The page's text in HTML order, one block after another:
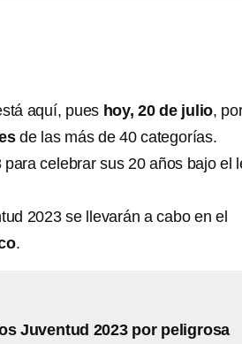
aquí, pues hoy, 20 de julio,
de las más de 40 categorías.
celebrar sus 20 años bajo el
2023 se llevarán a cabo en el
.
Juventud 2023 por peligrosa